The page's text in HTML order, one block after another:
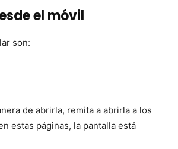
el móvil
son:
de abrirla, remita a abrirla a los
estas páginas, la pantalla está